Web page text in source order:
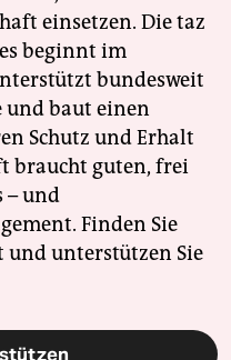
einsetzen. Die taz
beginnt im
bundesweit
und baut einen
Schutz und Erhalt
braucht guten, frei
– und
Finden Sie
und unterstützen Sie